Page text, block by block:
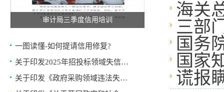
审计局三季度信用培训
一图读懂-如何提请信用修复?
关于印发2025年招投标领域失信行…
关于印发《政府采购领域违法失信…
海关
三部
国务
国家
谎报